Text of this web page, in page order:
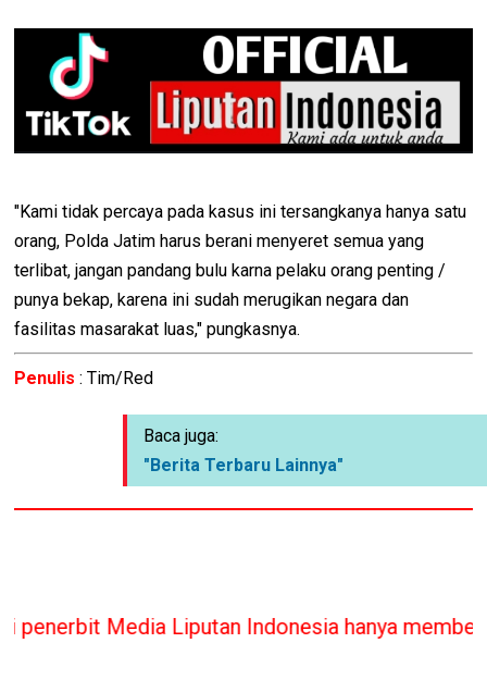
"Kami tidak percaya pada kasus ini tersangkanya hanya satu
orang, Polda Jatim harus berani menyeret semua yang
terlibat, jangan pandang bulu karna pelaku orang penting /
punya bekap, karena ini sudah merugikan negara dan
fasilitas masarakat luas," pungkasnya.
Penulis : Tim/Red
Baca juga:
"Berita Terbaru Lainnya"
Liputan Indonesia hanya memberikan